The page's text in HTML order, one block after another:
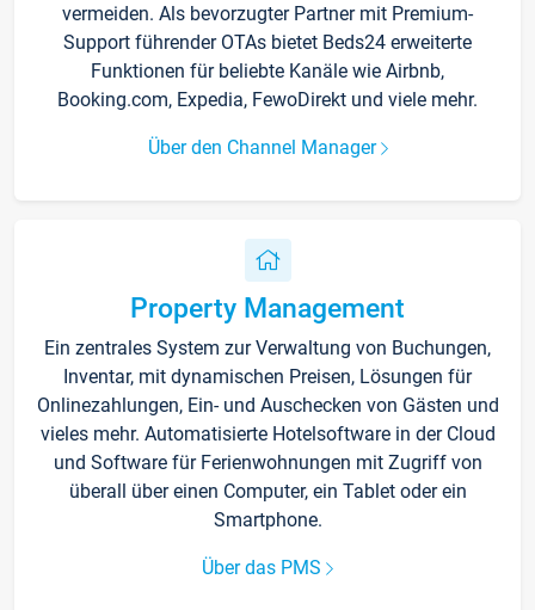
vermeiden. Als bevorzugter Partner mit Premium-
Support führender OTAs bietet Beds24 erweiterte
Funktionen für beliebte Kanäle wie Airbnb,
Booking.com, Expedia, FewoDirekt und viele mehr.
Über den Channel Manager
Property Management
Ein zentrales System zur Verwaltung von Buchungen,
Inventar, mit dynamischen Preisen, Lösungen für
Onlinezahlungen, Ein- und Auschecken von Gästen und
vieles mehr. Automatisierte Hotelsoftware in der Cloud
und Software für Ferienwohnungen mit Zugriff von
überall über einen Computer, ein Tablet oder ein
Smartphone.
Über das PMS